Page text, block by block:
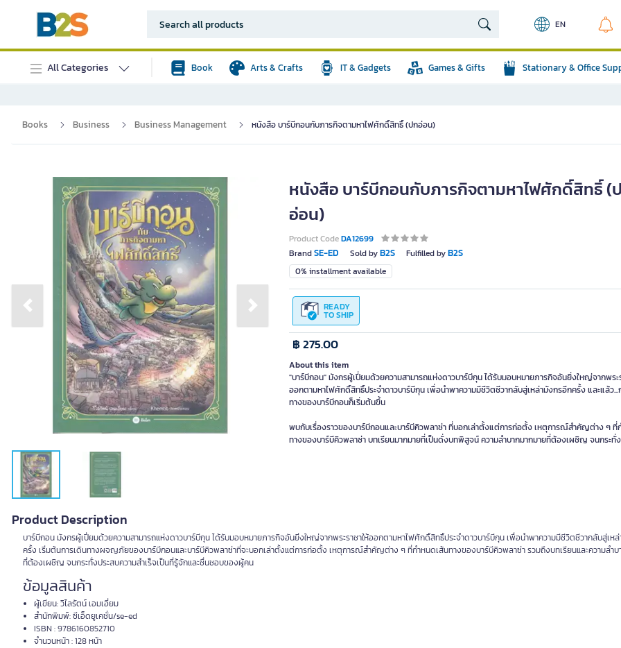
EN
All Categories Book Arts & Crafts IT & Gadgets Games & Gifts Stationary & Office
Books Business Business Management หนังสือ บาร์บีกอนกับภารกิจตามหาไฟศักดิ์สิทธิ์ (ปกอ่อน)
Previous slide Next slide
หนังสือ บาร์บีกอนกับภารกิจตามหาไฟศักดิ์สิทธิ์ (
อ่อน)
Product CodeDA12699
BrandSE-ED Sold byB2S Fulfilled byB2S
0% installment available
READY
TO SHIP
฿ 275.00
About this item
"บาร์บีกอน" มังกรผู้เปี่ยมด้วยความสามารถแห่งดาวบาร์บีกุน ได้รับมอบหมายภารกิจอันยิ่งใหญ่จากพระ
ออกตามหาไฟศักดิ์สิทธิ์ประจำดาวบาร์บีกุน เพื่อนำพาความมีชีวิตชีวากลับสู่เหล่ามังกรอีกครั้ง และแล้ว...
ทางของบาร์บีกอนก็เริ่มต้นขึ้น
พบกับเรื่องราวของบาร์บีกอนและบาร์บีคิวพลาซ่า ที่บอกเล่าตั้งแต่การก่อตั้ง เหตุการณ์สำคัญต่าง ๆ ที่
ทางของบาร์บีคิวพลาซ่า บทเรียนมากมายที่เป็นดั่งบทพิสูจน์ ความลำบากมากมายที่ต้องเผชิญ จนกระทั่
Product Description
บาร์บีกอน มังกรผู้เปี่ยมด้วยความสามารถแห่งดาวบาร์บีกุน ได้รับมอบหมายภารกิจอันยิ่งใหญ่จากพระราชาให้ออกตามหาไฟศักดิ์สิทธิ์ประจำดาวบาร์บีกุน เพื่อนำพาความมีชีวิตชีวากลับสู่เห
ครั้ง เริ่มต้นการเดินทางผจญภัยของบาร์บีกอนและบาร์บีคิวพลาซ่าที่จะบอกเล่าตั้งแต่การก่อตั้ง เหตุการณ์สำคัญต่าง ๆ ที่กำหนดเส้นทางของบาร์บีคิวพลาซ่า รวมถึงบทเรียนและความลำบ
ที่ต้องเผชิญ จนกระทั่งประสบความสำเร็จเป็นที่รู้จักและชื่นชอบของผู้คน
ข้อมูลสินค้า
ผู้เขียน: วิไลรัตน์ เอมเอี่ยม
สำนักพิมพ์: ซีเอ็ดยูเคชั่น/se-ed
ISBN : 9786160852710
จำนวนหน้า : 128 หน้า